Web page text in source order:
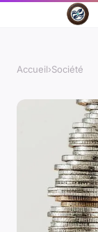
Accueil›Société